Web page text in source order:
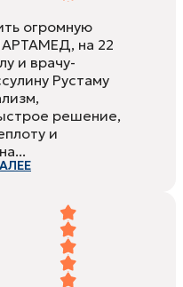
огромную
на 22
и врачу-
Рустаму
решение,
и